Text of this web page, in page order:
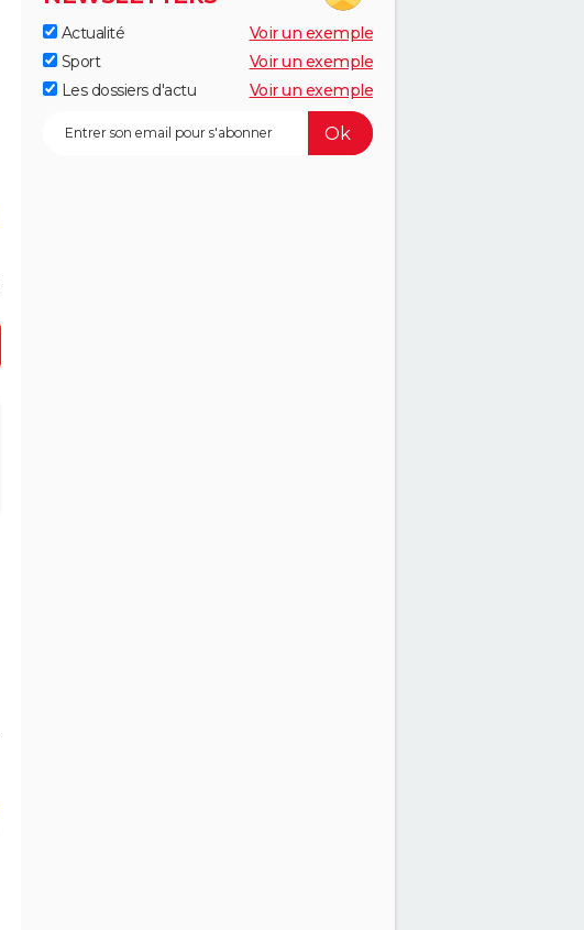
Actualité
Voir un exemple
Sport
Voir un exemple
Les dossiers d'actu
Voir un exemple